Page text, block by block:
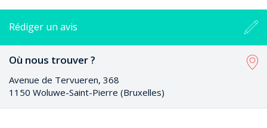
Rédiger un avis
Où nous trouver ?
Avenue de Tervueren, 368
1150 Woluwe-Saint-Pierre (Bruxelles)